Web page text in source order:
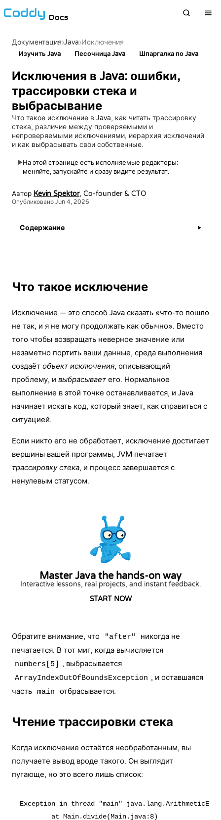
Docs
Документация›Java›Исключения
Изучить Java Песочница Java Шпаргалка по Java
Исключения в Java: ошибки,
трассировки стека и
выбрасывание
Что такое исключение в Java, как читать трассировку
стека, различие между проверяемыми и
непроверяемыми исключениями, иерархия исключений
и как выбрасывать свои собственные.
▶На этой странице есть исполняемые редакторы:
меняйте, запускайте и сразу видите результат.
Автор Kevin Spektor, Co-founder & CTO
Опубликовано Jun 4, 2026
Что такое исключение
Исключение — это способ Java сказать «что-то пошло
не так, и я не могу продолжать как обычно». Вместо
того чтобы возвращать неверное значение или
незаметно портить ваши данные, среда выполнения
создаёт объект исключения, описывающий
проблему, и выбрасывает его. Нормальное
выполнение в этой точке останавливается, и Java
начинает искать код, который знает, как справиться с
ситуацией.
Если никто его не обработает, исключение достигает
вершины вашей программы, JVM печатает
трассировку стека, и процесс завершается с
ненулевым статусом.
Master Java the hands-on way
Interactive lessons, real projects, and instant feedback.
START NOW
Обратите внимание, что "after"
никогда не
печатается. В тот миг, когда вычисляется
numbers[5] , выбрасывается
ArrayIndexOutOfBoundsException , и оставшаяся
часть main отбрасывается.
Чтение трассировки стека
Когда исключение остаётся необработанным, вы
получаете вывод вроде такого. Он выглядит
пугающе, но это всего лишь список:
Exception in thread "main"
Содержание ▶